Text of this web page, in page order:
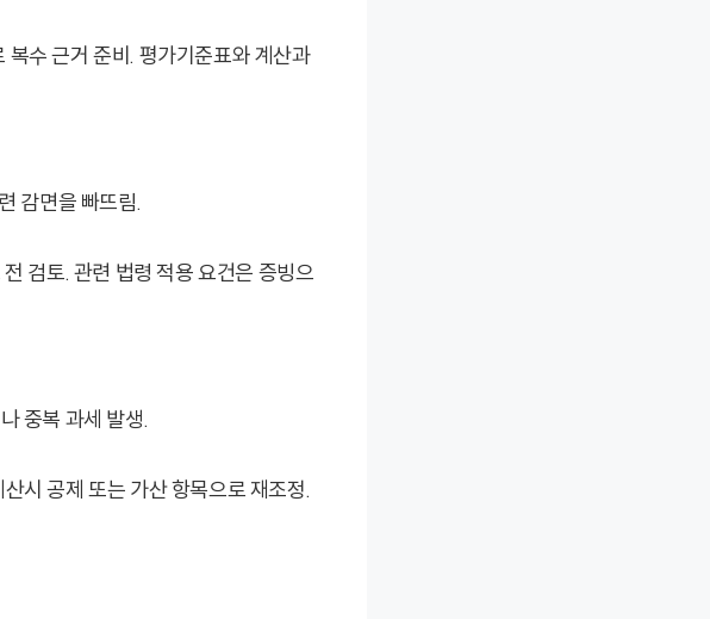
수 근거 준비. 평가기준표와 계산과
감면을 빠뜨림.
검토. 관련 법령 적용 요건은 증빙으
중복 과세 발생.
시 공제 또는 가산 항목으로 재조정.